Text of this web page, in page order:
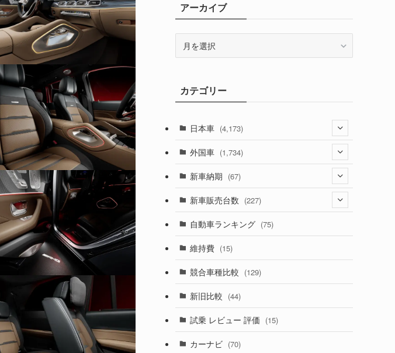
アーカイブ
ブカテゴリー
日本車 (4,173)
(1,321)
(329)
(526)
(357)
(328)
(194)
(230)
(253)
外国車 (1,734)
(188)
(242)
(85)
(84)
(14)
(222)
新車納期 (67)
(28)
(8)
(3)
(3)
(5)
新車販売台数 (227)
(21)
(5)
(7)
自動車ランキング (75)
維持費 (15)
競合車種比較 (129)
新旧比較 (44)
試乗 レビュー 評価 (15)
カーナビ (70)